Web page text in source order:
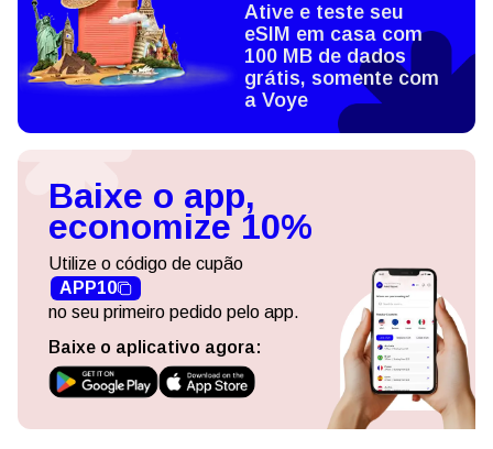
Ative e teste seu
eSIM em casa com
100 MB de dados
grátis, somente com
a Voye
Baixe o app,
economize 10%
Utilize o código de cupão
APP10
no seu primeiro pedido pelo app.
Baixe o aplicativo agora: